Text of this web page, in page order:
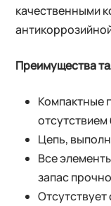
качественными
Преимущества
Компактные
отсутствием
Цепь,
Все
запас